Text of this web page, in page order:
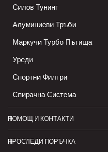
Силов Тунинг
Алуминиеви Тръби
Маркучи Турбо Пътища
Уреди
Спортни Филтри
Спирачна Система
ПОМОЩ И КОНТАКТИ
ПРОСЛЕДИ ПОРЪЧКА